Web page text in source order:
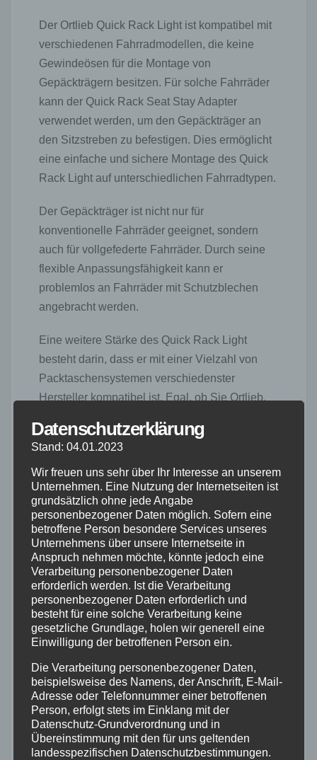
Der Ortlieb Quick Rack Light ist kompatibel mit
verschiedenen Fahrradmodellen, die keine
Gewindeösen für die Montage von
Gepäckträgern besitzen. Für solche Fahrräder
kann der Quick Rack Seat Stay Adapter
verwendet werden, um den Gepäckträger an
den Sitzstreben zu befestigen. Dies ermöglicht
eine einfache und sichere Montage des Quick
Rack Light auf unterschiedlichen Fahrradtypen.
Der Gepäckträger ist nicht nur für
konventionelle Fahrräder geeignet, sondern
auch für vollgefederte Fahrräder. Durch seine
flexible Anpassungsfähigkeit kann er
problemlos an Fahrräder mit Schutzblechen
angebracht werden.
Eine weitere Stärke des Quick Rack Light
besteht darin, dass er mit einer Vielzahl von
Packtaschensystemen verschiedenster
Hersteller kompatibel ist. Egal, ob Sie Ortlieb,
bevorzugen – der Gepäckträger bietet Ihnen die
Möglichkeit, Ihre bevorzugten Taschen zu
verwenden und Ihr Gepäck sicher und bequem
zu transportieren.
Mit der flexiblen Kompatibilität des Quick Rack
Light und seinen vielseitigen
Einsatzmöglichkeiten erhalten Fahrradfahrer
eine praktische Lösung für den
Gepäcktransport, unabhängig von ihrem
Fahrradtyp und ihren individuellen Vorlieben.
Test und Bewertung
des Quick Rack Light
Wir haben den Ortlieb Quick Rack Light auf
seine Funktionalität und Robustheit getestet
Datenschutzerklärung
Stand: 04.01.2023
Wir freuen uns sehr über Ihr Interesse an unserem
Unternehmen. Eine Nutzung der Internetseiten ist
grundsätzlich ohne jede Angabe
personenbezogener Daten möglich. Sofern eine
betroffene Person besondere Services unseres
Unternehmens über unsere Internetseite in
Anspruch nehmen möchte, könnte jedoch eine
Verarbeitung personenbezogener Daten
erforderlich werden. Ist die Verarbeitung
personenbezogener Daten erforderlich und
besteht für eine solche Verarbeitung keine
gesetzliche Grundlage, holen wir generell eine
Einwilligung der betroffenen Person ein.
Die Verarbeitung personenbezogener Daten,
beispielsweise des Namens, der Anschrift, E-Mail-
Adresse oder Telefonnummer einer betroffenen
Person, erfolgt stets im Einklang mit der
Datenschutz-Grundverordnung und in
Übereinstimmung mit den für uns geltenden
landesspezifischen Datenschutzbestimmungen.